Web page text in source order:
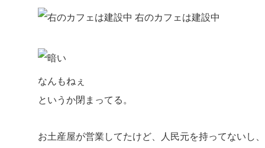
右のカフェは建設中
なんもねぇ
というか閉まってる。
お土産屋が営業してたけど、人民元を持ってないし